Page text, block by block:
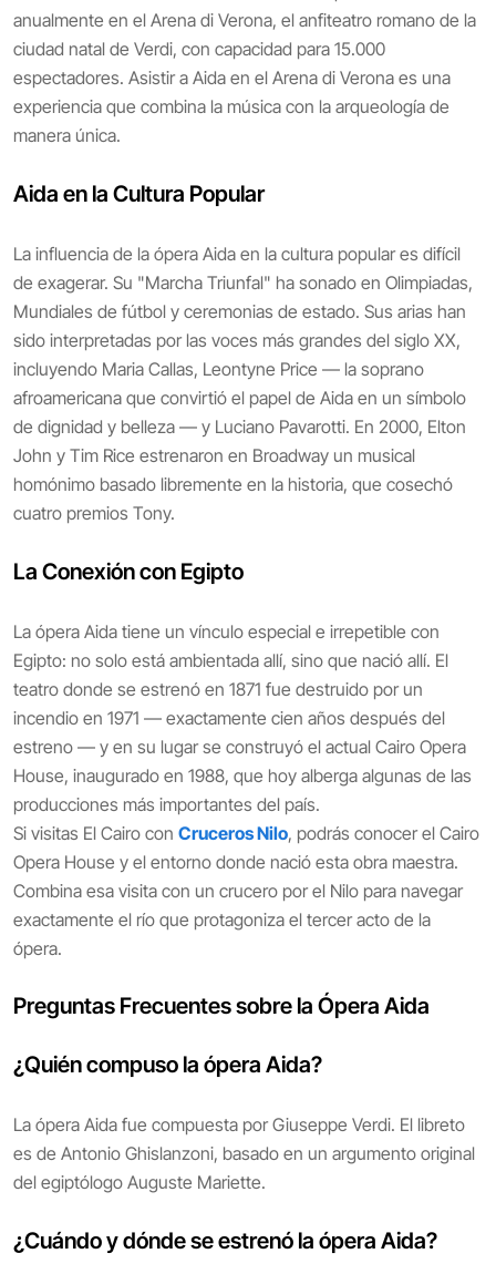
anualmente en el Arena di Verona, el anfiteatro romano de la
ciudad natal de Verdi, con capacidad para 15.000
espectadores. Asistir a Aida en el Arena di Verona es una
experiencia que combina la música con la arqueología de
manera única.
Aida en la Cultura Popular
La influencia de la ópera Aida en la cultura popular es difícil
de exagerar. Su "Marcha Triunfal" ha sonado en Olimpiadas,
Mundiales de fútbol y ceremonias de estado. Sus arias han
sido interpretadas por las voces más grandes del siglo XX,
incluyendo Maria Callas, Leontyne Price — la soprano
afroamericana que convirtió el papel de Aida en un símbolo
de dignidad y belleza — y Luciano Pavarotti. En 2000, Elton
John y Tim Rice estrenaron en Broadway un musical
homónimo basado libremente en la historia, que cosechó
cuatro premios Tony.
La Conexión con Egipto
La ópera Aida tiene un vínculo especial e irrepetible con
Egipto: no solo está ambientada allí, sino que nació allí. El
teatro donde se estrenó en 1871 fue destruido por un
incendio en 1971 — exactamente cien años después del
estreno — y en su lugar se construyó el actual Cairo Opera
House, inaugurado en 1988, que hoy alberga algunas de las
producciones más importantes del país.
Si visitas El Cairo con Cruceros Nilo, podrás conocer el Cairo
Opera House y el entorno donde nació esta obra maestra.
Combina esa visita con un crucero por el Nilo para navegar
exactamente el río que protagoniza el tercer acto de la
ópera.
Preguntas Frecuentes sobre la Ópera Aida
¿Quién compuso la ópera Aida?
La ópera Aida fue compuesta por Giuseppe Verdi. El libreto
es de Antonio Ghislanzoni, basado en un argumento original
del egiptólogo Auguste Mariette.
¿Cuándo y dónde se estrenó la ópera Aida?